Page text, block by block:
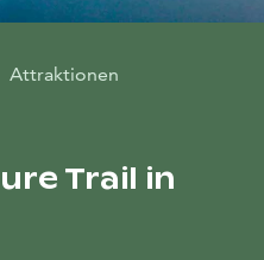
Attraktionen
Trail in